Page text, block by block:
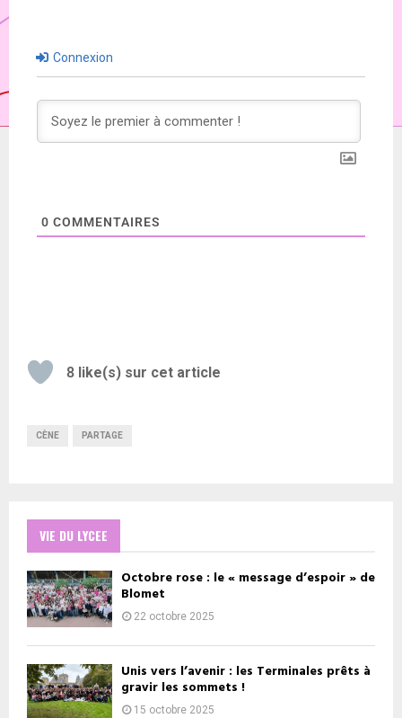
Connexion
0 COMMENTAIRES
8 like(s) sur cet article
CÈNE PARTAGE
VIE DU LYCEE
Octobre rose : le « message d’espoir » de
Blomet
22 octobre 2025
Unis vers l’avenir : les Terminales prêts à
gravir les sommets !
15 octobre 2025